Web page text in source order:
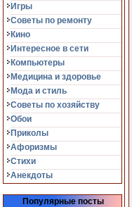
Игры
Советы по ремонту
Кино
Интересное в сети
Компьютеры
Медицина и здоровье
Мода и стиль
Советы по хозяйству
Обои
Приколы
Афоризмы
Стихи
Анекдоты
Популярные посты